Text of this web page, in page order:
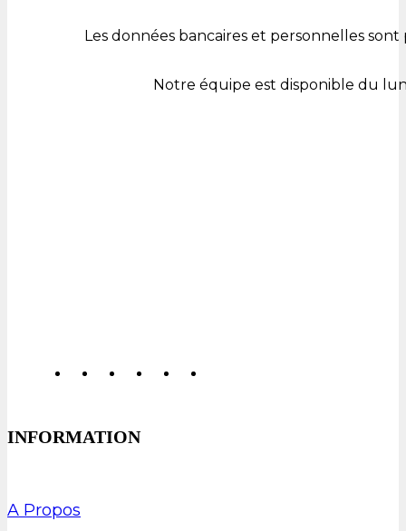
Les données bancaires et personnelles sont
Notre équipe est disponible du
INFORMATION
A Propos